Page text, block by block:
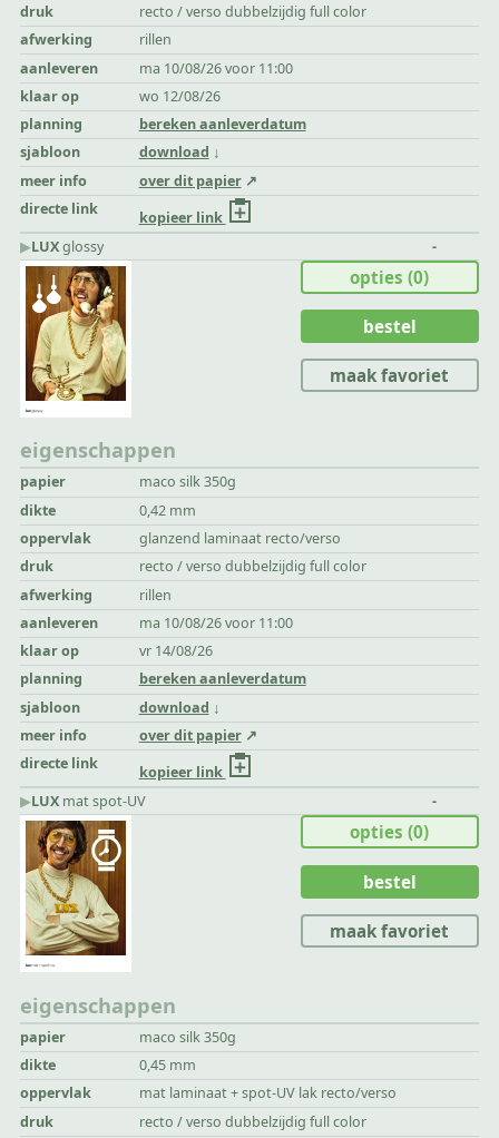
druk
recto / verso dubbelzijdig full color
afwerking
rillen
aanleveren
ma 10/08/26 voor 11:00
klaar op
wo 12/08/26
planning
bereken aanleverdatum
sjabloon
download
meer info
over dit papier
directe link
kopieer link
▶︎LUXglossy -
eigenschappen
papier
maco silk 350g
dikte
0,42 mm
oppervlak
glanzend laminaat recto/verso
druk
recto / verso dubbelzijdig full color
afwerking
rillen
aanleveren
ma 10/08/26 voor 11:00
klaar op
vr 14/08/26
planning
bereken aanleverdatum
sjabloon
download
meer info
over dit papier
directe link
kopieer link
opties(0)
bestel
maak favoriet
▶︎LUX mat spot-UV -
eigenschappen
papier
maco silk 350g
dikte
0,45 mm
oppervlak
mat laminaat + spot-UV lak recto/verso
druk
recto / verso dubbelzijdig full color
opties(0)
bestel
maak favoriet